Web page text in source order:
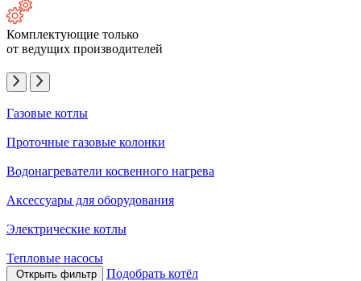
Комплектующие только
от ведущих производителей
Газовые котлы
Проточные газовые колонки
Водонагреватели косвенного нагрева
Аксессуары для оборудования
Электрические котлы
Тепловые насосы
Открыть фильтр
Подобрать котёл